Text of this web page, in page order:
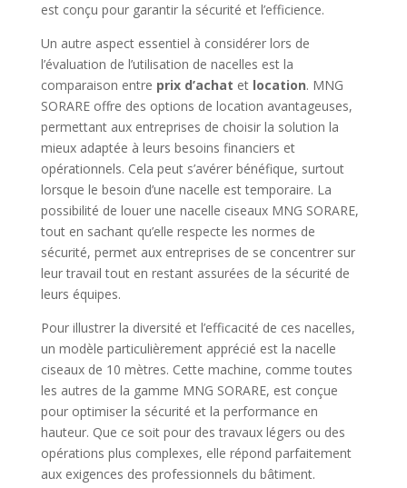
est conçu pour garantir la sécurité et l’efficience.
Un autre aspect essentiel à considérer lors de
l’évaluation de l’utilisation de nacelles est la
comparaison entre prix d’achat et location. MNG
SORARE offre des options de location avantageuses,
permettant aux entreprises de choisir la solution la
mieux adaptée à leurs besoins financiers et
opérationnels. Cela peut s’avérer bénéfique, surtout
lorsque le besoin d’une nacelle est temporaire. La
possibilité de louer une nacelle ciseaux MNG SORARE,
tout en sachant qu’elle respecte les normes de
sécurité, permet aux entreprises de se concentrer sur
leur travail tout en restant assurées de la sécurité de
leurs équipes.
Pour illustrer la diversité et l’efficacité de ces nacelles,
un modèle particulièrement apprécié est la nacelle
ciseaux de 10 mètres. Cette machine, comme toutes
les autres de la gamme MNG SORARE, est conçue
pour optimiser la sécurité et la performance en
hauteur. Que ce soit pour des travaux légers ou des
opérations plus complexes, elle répond parfaitement
aux exigences des professionnels du bâtiment.